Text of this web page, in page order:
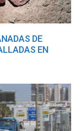
DE
EN